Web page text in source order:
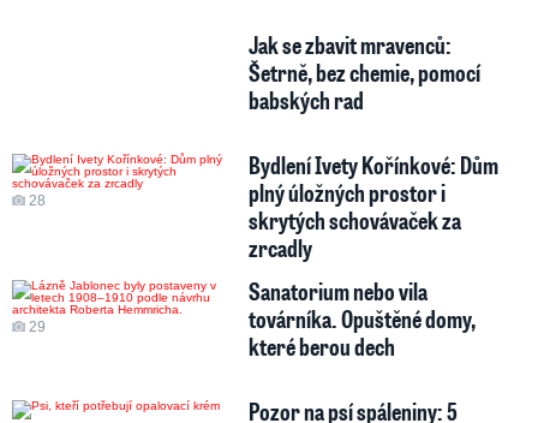
Jak se zbavit mravenců:
Šetrně, bez chemie, pomocí
babských rad
28
Bydlení Ivety Kořínkové: Dům
plný úložných prostor i
skrytých schovávaček za
zrcadly
29
Sanatorium nebo vila
továrníka. Opuštěné domy,
které berou dech
Pozor na psí spáleniny: 5